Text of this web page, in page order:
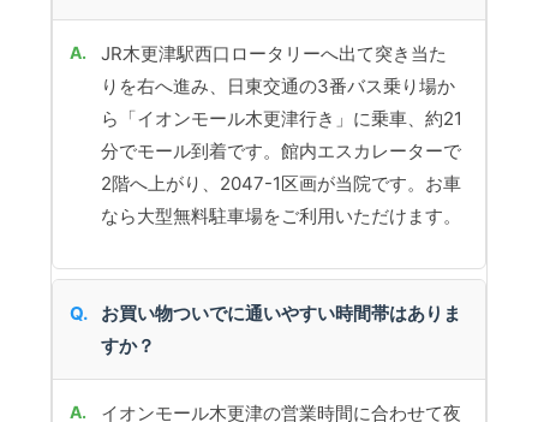
JR木更津駅西口ロータリーへ出て突き当た
りを右へ進み、日東交通の3番バス乗り場か
ら「イオンモール木更津行き」に乗車、約21
分でモール到着です。館内エスカレーターで
2階へ上がり、2047-1区画が当院です。お車
なら大型無料駐車場をご利用いただけます。
お買い物ついでに通いやすい時間帯はありま
すか？
イオンモール木更津の営業時間に合わせて夜